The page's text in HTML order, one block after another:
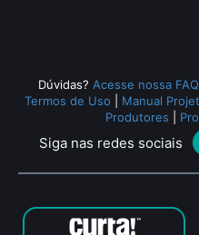
Dúvidas? Acesse nossa FAQ
Termos de Uso
Manual
Produtores
Siga nas redes sociais